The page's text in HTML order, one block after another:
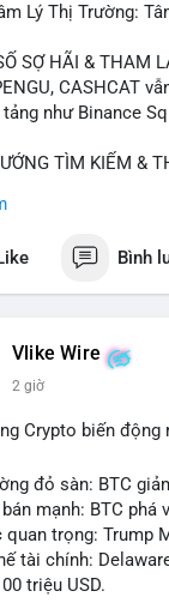
Lý Thị Trường:
SỢ HÃI & THAM
CASHCAT
như Binance
TÌM KIẾM &
Bàn tán về SPCX
CHẢY TIN TỨC &
khách sạn 5*" (từ
ĐỊNH & KHUYẾN
memecoin và tin
Radar Tâm Lý Thị
Bình
Vlike Wire
2 giờ
Crypto biến động
đỏ sàn: BTC
mạnh: BTC phá
quan trọng: Trump
tài chính:
triệu USD.